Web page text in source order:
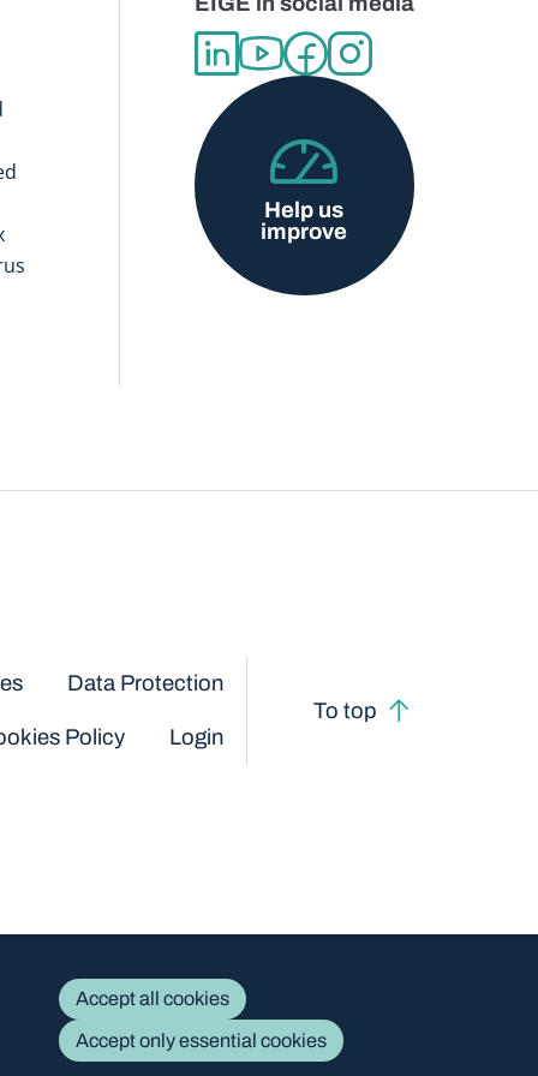
Accept all cookies
Accept only essential cookies
Help us
improve
Data Protection
Policy Login
To top